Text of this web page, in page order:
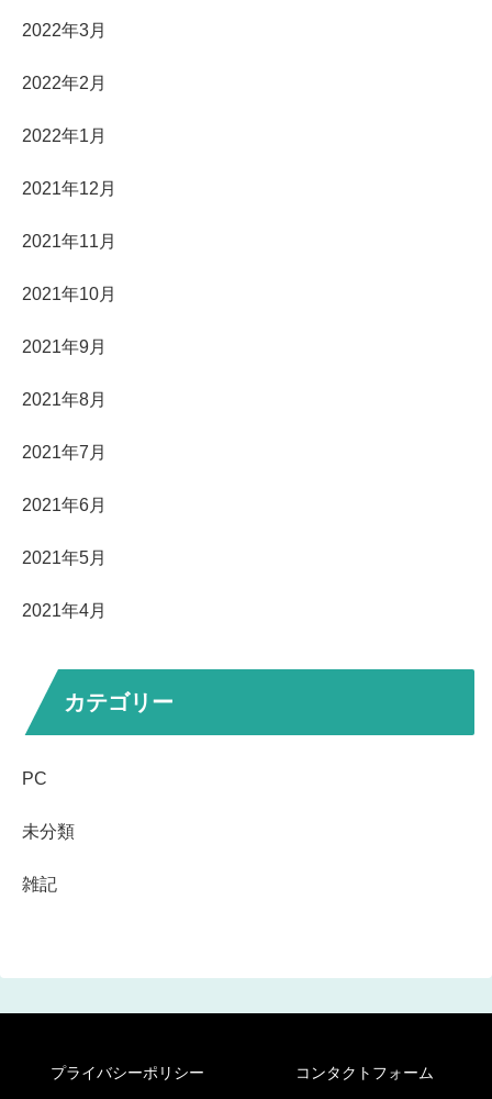
2022年3月
2022年2月
2022年1月
2021年12月
2021年11月
2021年10月
2021年9月
2021年8月
2021年7月
2021年6月
2021年5月
2021年4月
カテゴリー
PC
未分類
雑記
プライバシーポリシー コンタクトフォーム